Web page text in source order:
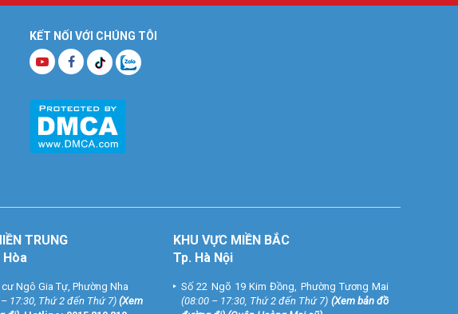
KẾT NỐI VỚI CHÚNG TÔI
TRUNG
Hòa
Ngô Gia Tự, Phường Nha
17:30, Thứ 2 đến Thứ 7) (Xem
KHU VỰC MIỀN BẮC
Tp. Hà Nội
Số 22 Ngõ 19 Kim Đồng, Phường Tương Mai
(08:00 – 17:30, Thứ 2 đến Thứ 7) (Xem bản đồ